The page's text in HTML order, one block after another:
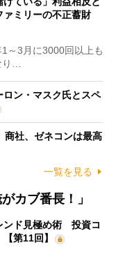
ミリーの不正蓄財
～3月に3000回以上も
り…
ロン・マスク氏とスペ
商社、ゼネコンは最高
一覧を見る
カブ番長！」
ンド見極め術 投資コ
第11回】